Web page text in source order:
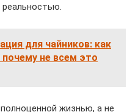
для чайников: как
не всем это
жизнью, а не